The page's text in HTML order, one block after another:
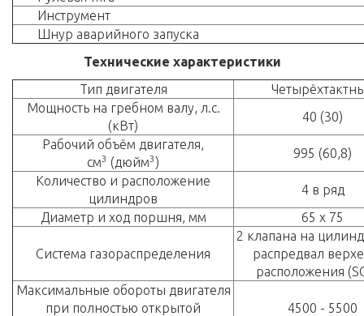
Инструмент
Шнур аварийного запуска
Технические характеристики
Тип двигателя
Мощность на гребном валу, л.с.
(кВт)
40 (30)
Рабочий объём двигателя,
см3 (дюйм3)
995 (60,8)
Количество и расположение
цилиндров
4 в ряд
Диаметр и ход поршня, мм
65 х 75
Система газораспределения
2 клапана на
распредвал
расположения
Максимальные обороты двигателя
при полностью открытой
4500 - 5500